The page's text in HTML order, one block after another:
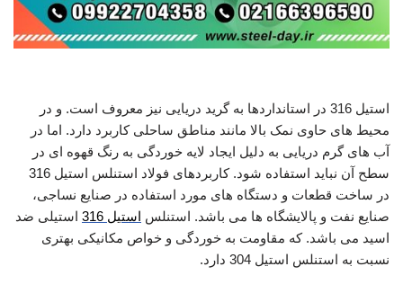
استیل 316 در استانداردها به گرید دریایی نیز معروف است. و در
محیط های حاوی نمک بالا مانند مناطق ساحلی کاربرد دارد. اما در
آب های گرم دریایی به دلیل ایجاد لایه خوردگی به رنگ قهوه ای در
سطح آن نباید استفاده شود. کاربردهای فولاد استنلس استیل 316
در ساخت قطعات و دستگاه های مورد استفاده در صنایع نساجی،
صنایع نفت و پالایشگاه ها می باشد. استنلس استیل 316
استیلی ضد
اسید می باشد. که مقاومت به خوردگی و خواص مکانیکی بهتری
نسبت به استنلس استیل 304 دارد.